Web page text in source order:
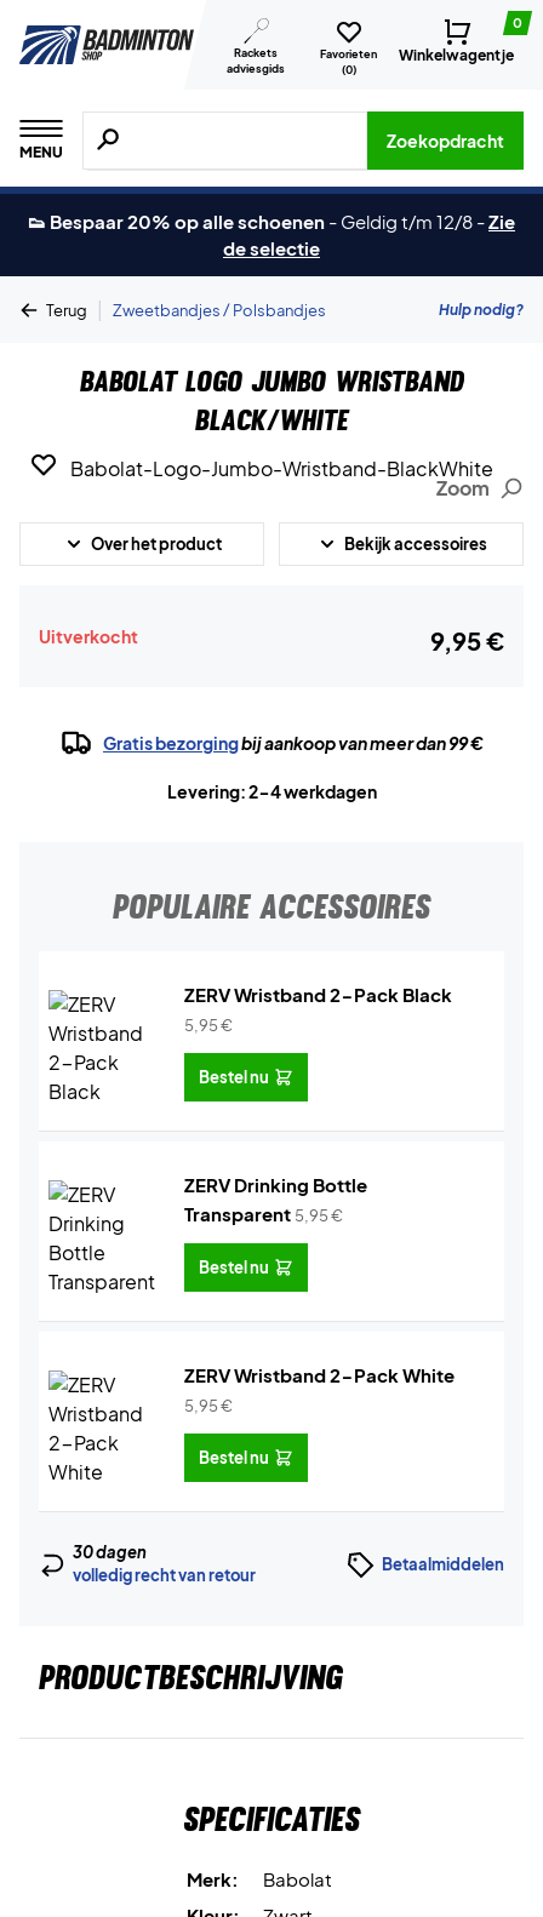
Rackets
adviesgids
Favorieten
(0)
0
Winkelwagentje
MENU
Zoeken naar producten, merken etc.
Zoekopdracht
👟 Bespaar 20% op alle schoenen - Geldig t/m 12/8 -Zie
de selectie
Terug | Zweetbandjes / Polsbandjes Hulp nodig?
Babolat Logo Jumbo Wristband
Black/White
Zoom
Over het product Bekijk accessoires
Uitverkocht 9,95 €
Gratis bezorgingbij aankoop van meer dan 99 €
Levering: 2-4 werkdagen
POPULAIRE ACCESSOIRES
ZERV Wristband 2-Pack Black
5,95€
Bestel nu
ZERV Drinking Bottle
Transparent 5,95€
Bestel nu
ZERV Wristband 2-Pack White
5,95€
Bestel nu
30 dagen
volledig recht van retour
Betaalmiddelen
PRODUCTBESCHRIJVING
Specificaties
Merk:
Babolat